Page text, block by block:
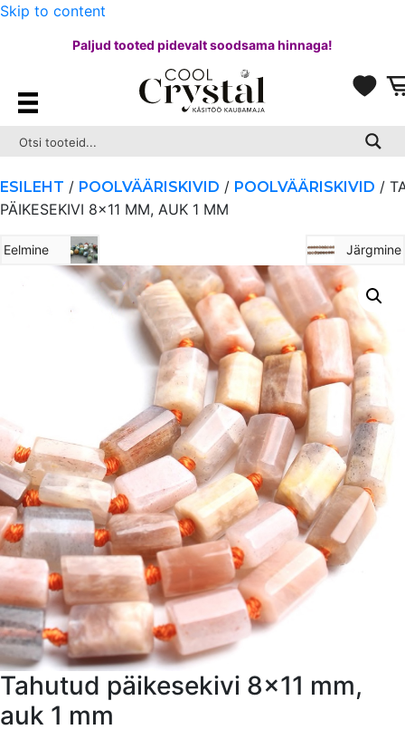
Skip to content
Paljud tooted pidevalt soodsama hinnaga!
ESILEHT / POOLVÄÄRISKIVID / POOLVÄÄRISKIVID /
PÄIKESEKIVI 8×11 MM, AUK 1 MM
Eelmine Järgmine
Tahutud päikesekivi 8×11 mm,
auk 1 mm